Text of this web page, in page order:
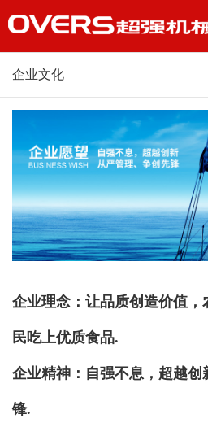
企业文化
企业理念：让品质创造价值
民吃上优质食品.
企业精神：自强不息，超越创
锋.